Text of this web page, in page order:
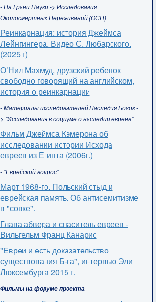
- На Грани Науки -> Исследования
Околосмертных Переживаний (ОСП)
Реинкарнация: история Джеймса
Лейнгингера. Видео С. Любарского.
(2025 г)
О’Нил Махмуд, друзский ребенок
свободно говорящий на английском,
история о реинкарнации
- Материалы исследователей Наследия Богов -
> "Исследования в социуме о наследии евреев"
Фильм Джеймса Кэмерона об
исследовании истории Исхода
евреев из Египта (2006г.)
- "Еврейский вопрос"
Март 1968-го. Польский стыд и
еврейская память. Об антисемитизме
в "совке".
Глава абвера и спаситель евреев -
Вильгельм Франц Канарис
"Евреи и есть доказательство
существования Б-га", интервью Эли
Люксембурга 2015 г.
Фильмы на форуме проекта